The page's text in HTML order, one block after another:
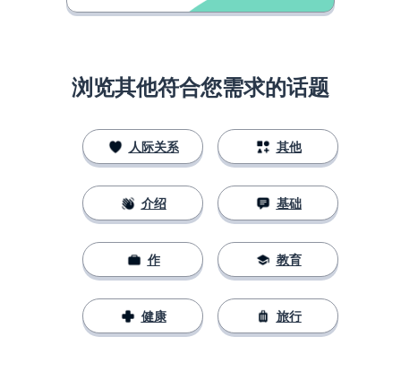
浏览其他符合您需求的话题
人际关系
介绍
作
健康
其他
基础
教育
旅行